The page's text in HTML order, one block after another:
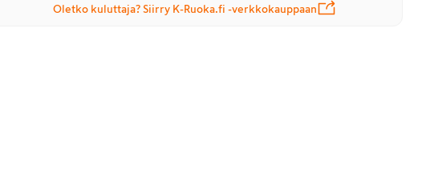
Oletko kuluttaja? Siirry K-Ruoka.fi -verkkokauppaan